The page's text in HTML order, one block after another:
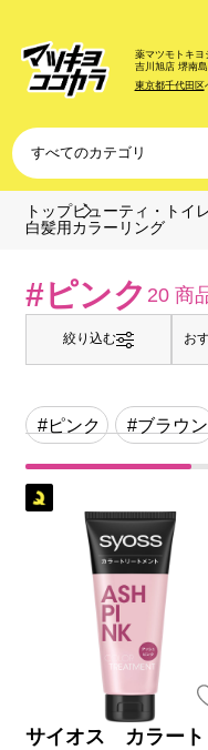
薬マツモトキヨ
吉川旭店 堺南
東京都千代田区
トップビューティ・トイ
白髪用カラーリング
#ピンク 20 商
絞り込む
#ピンク #ブラウン
サイオス カラート